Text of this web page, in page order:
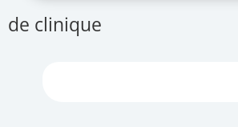
de clinique